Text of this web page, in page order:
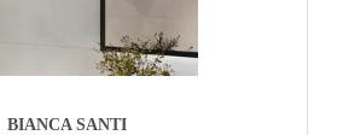
BIANCA SANTI